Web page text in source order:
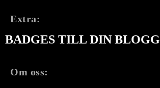
Extra:
BADGES TILL DIN BLOGG
Om oss: